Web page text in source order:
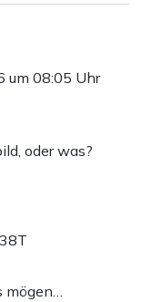
um 08:05 Uhr
oder was?
38T
mögen…